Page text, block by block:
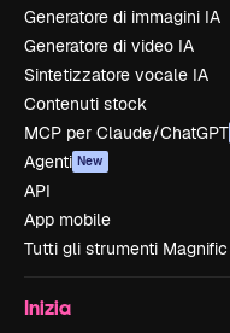
Generatore di immagini IA
Generatore di video IA
Sintetizzatore vocale IA
Contenuti stock
MCP per Claude/ChatGPT
Agenti New
API
App mobile
Tutti gli strumenti Magnific
Inizia